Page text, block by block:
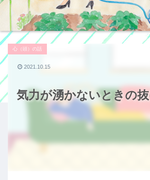
気力が湧かないときの
心（頭）の話
2021.10.15